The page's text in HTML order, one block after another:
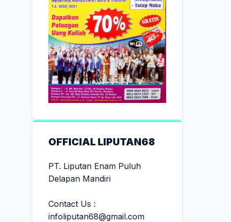
OFFICIAL LIPUTAN68
PT. Liputan Enam Puluh
Delapan Mandiri
Contact Us :
infoliputan68@gmail.com